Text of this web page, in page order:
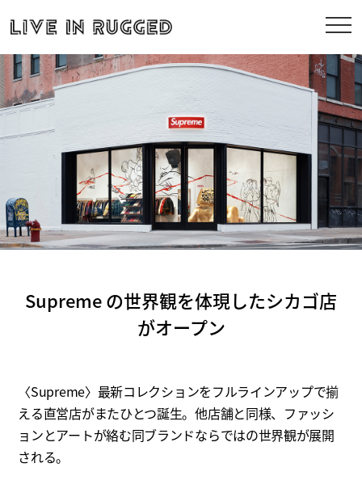
Supreme の世界観を体現したシカゴ店
がオープン
〈Supreme〉最新コレクションをフルラインアップで揃
える直営店がまたひとつ誕生。他店舗と同様、ファッシ
ョンとアートが絡む同ブランドならではの世界観が展開
される。